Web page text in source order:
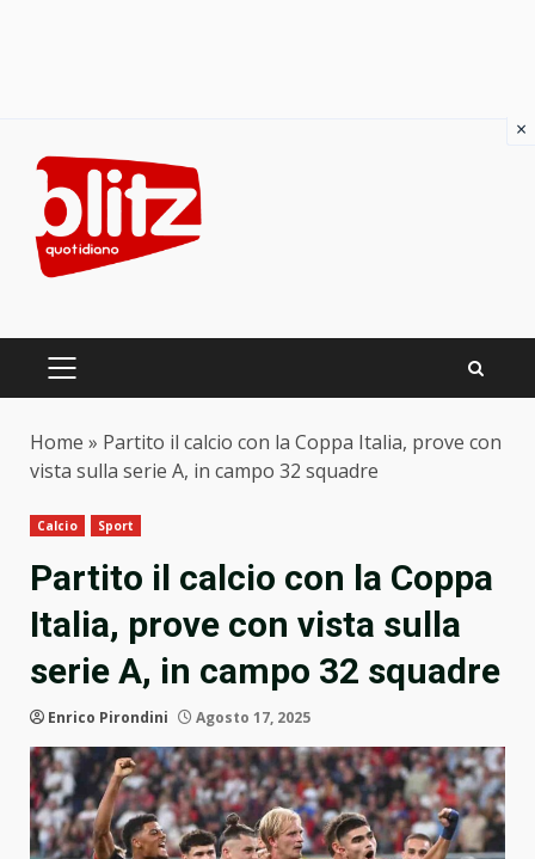
content
PRIMARY
Home » Partito il calcio con la Coppa Italia, prove con
vista sulla serie A, in campo 32 squadre
Calcio Sport
Partito il calcio con la Coppa
Italia, prove con vista sulla
serie A, in campo 32 squadre
Enrico Pirondini Agosto 17, 2025
×